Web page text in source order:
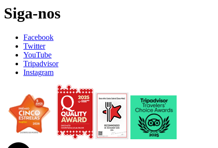
Siga-nos
Facebook
Twitter
YouTube
Tripadvisor
Instagram